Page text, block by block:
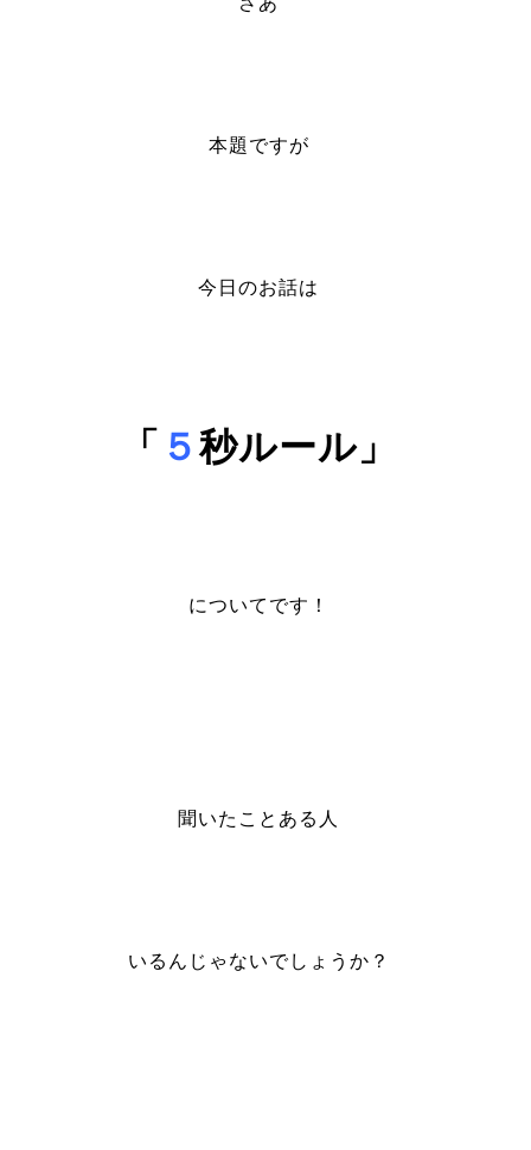
本題ですが
今日のお話は
「 ５秒ルール」
についてです！
聞いたことある人
いるんじゃないでしょうか？